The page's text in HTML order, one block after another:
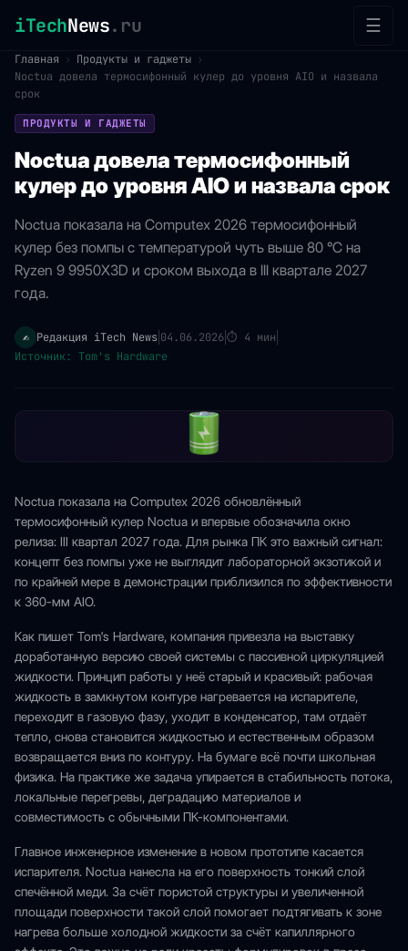
iTechNews.ru ☰
Главная › Продукты и гаджеты ›
Noctua довела термосифонный кулер до уровня AIO и назвала
срок
ПРОДУКТЫ И ГАДЖЕТЫ
Noctua довела термосифонный
кулер до уровня AIO и назвала срок
Noctua показала на Computex 2026 термосифонный
кулер без помпы с температурой чуть выше 80 °C на
Ryzen 9 9950X3D и сроком выхода в III квартале 2027
года.
✍️ Редакция iTech News 04.06.2026⏱ 4 мин
Источник: Tom's Hardware
Noctua показала на Computex 2026 обновлённый
термосифонный кулер Noctua и впервые обозначила окно
релиза: III квартал 2027 года. Для рынка ПК это важный сигнал:
концепт без помпы уже не выглядит лабораторной экзотикой и
по крайней мере в демонстрации приблизился по эффективности
к 360-мм AIO.
Как пишет Tom's Hardware, компания привезла на выставку
доработанную версию своей системы с пассивной циркуляцией
жидкости. Принцип работы у неё старый и красивый: рабочая
жидкость в замкнутом контуре нагревается на испарителе,
переходит в газовую фазу, уходит в конденсатор, там отдаёт
тепло, снова становится жидкостью и естественным образом
возвращается вниз по контуру. На бумаге всё почти школьная
физика. На практике же задача упирается в стабильность потока,
локальные перегревы, деградацию материалов и
совместимость с обычными ПК-компонентами.
Главное инженерное изменение в новом прототипе касается
испарителя. Noctua нанесла на его поверхность тонкий слой
спечённой меди. За счёт пористой структуры и увеличенной
площади поверхности такой слой помогает подтягивать к зоне
нагрева больше холодной жидкости за счёт капиллярного